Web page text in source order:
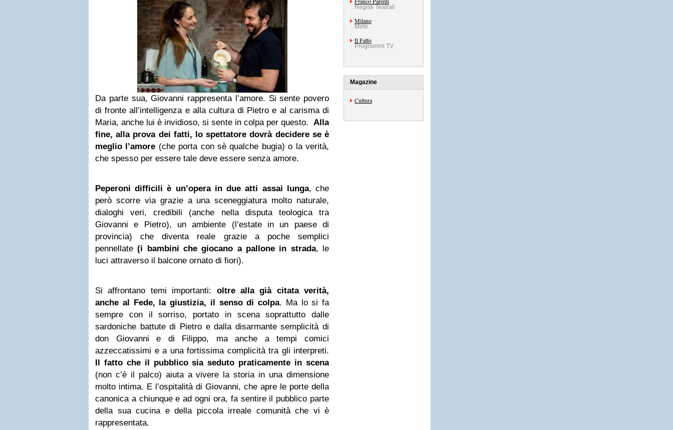
Da parte sua, Giovanni rappresenta l’amore. Si sente povero
di fronte all’intelligenza e alla cultura di Pietro e al carisma di
Maria, anche lui è invidioso, si sente in colpa per questo. Alla
fine, alla prova dei fatti, lo spettatore dovrà decidere se è
meglio l’amore (che porta con sè qualche bugia) o la verità,
che spesso per essere tale deve essere senza amore.
Peperoni difficili è un’opera in due atti assai lunga, che
però scorre via grazie a una sceneggiatura molto naturale,
dialoghi veri, credibili (anche nella disputa teologica tra
Giovanni e Pietro), un ambiente (l’estate in un paese di
provincia) che diventa reale grazie a poche semplici
pennellate(i bambini che giocano a pallone in strada, le
luci attraverso il balcone ornato di fiori).
Si affrontano temi importanti: oltre alla già citata verità,
anche al Fede, la giustizia, il senso di colpa. Ma lo si fa
sempre con il sorriso, portato in scena soprattutto dalle
sardoniche battute di Pietro e dalla disarmante semplicità di
don Giovanni e di Filippo, ma anche a tempi comici
azzeccatissimi e a una fortissima complicità tra gli interpreti.
Il fattoche il pubblico sia seduto praticamente in scena
(non c’è il palco) aiuta a vivere la storia in una dimensione
molto intima. E l’ospitalità di Giovanni, che apre le porte della
canonica a chiunque e ad ogni ora, fa sentire il pubblico parte
della sua cucina e della piccola irreale comunità che vi è
rappresentata.
Registi Teatrali
Milano
Mete
Il Fatto
Programmi TV
Magazine
Cultura